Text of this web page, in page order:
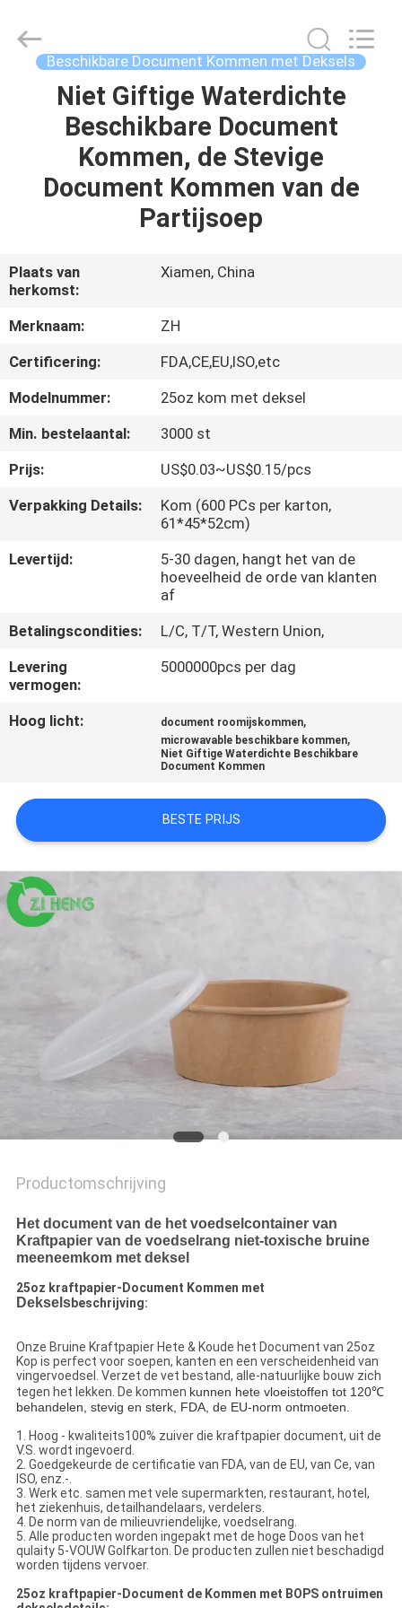
PRODUCTEN
FABRIEKSREIS
KWALITEITSCONTROLE
CONTACTEER
ONS
NIEUWS
VERZOEK
CITAAT
SITEMAP
PRIVACYBELEID
Protection
Technology
Beschikbare Document Kommen met Deksels
Niet Giftige Waterdichte
Beschikbare Document
Kommen, de Stevige
Document Kommen van de
Partijsoep
Plaats van
herkomst:
Xiamen, China
Merknaam:
ZH
Certificering:
FDA,CE,EU,ISO,etc
Modelnummer:
25oz kom met deksel
Min. bestelaantal:
3000 st
Prijs:
US$0.03~US$0.15/pcs
Verpakking Details:
Kom (600 PCs per karton,
61*45*52cm)
Levertijd:
5-30 dagen, hangt het van de
hoeveelheid de orde van klanten
af
Betalingscondities:
L/C, T/T, Western Union,
Levering
vermogen:
5000000pcs per dag
Hoog licht: document roomijskommen,
microwavable beschikbare kommen,
Niet Giftige Waterdichte Beschikbare
Document Kommen
BESTE PRIJS
Productomschrijving
Het document van de het voedselcontainer van
Kraftpapier van de voedselrang niet-toxische bruine
meeneemkom met deksel
25oz kraftpapier-Document Kommen met
Dekselsbeschrijving:
Onze Bruine Kraftpapier Hete & Koude het Document van 25oz
Kop is perfect voor soepen, kanten en een verscheidenheid van
vingervoedsel. Verzet de vet bestand, alle-natuurlijke bouw zich
tegen het lekken. De kommen kunnen hete vloeistoffen tot 120℃
behandelen, stevig en sterk, FDA, de EU-norm ontmoeten.
1. Hoog - kwaliteits100% zuiver die kraftpapier document, uit de
V.S. wordt ingevoerd.
2. Goedgekeurde de certificatie van FDA, van de EU, van Ce, van
ISO, enz.-.
3. Werk etc. samen met vele supermarkten, restaurant, hotel,
het ziekenhuis, detailhandelaars, verdelers.
4. De norm van de milieuvriendelijke, voedselrang.
5. Alle producten worden ingepakt met de hoge Doos van het
qulaity 5-VOUW Golfkarton. De producten zullen niet beschadigd
worden tijdens vervoer.
25oz kraftpapier-Document de Kommen met BOPS ontruimen